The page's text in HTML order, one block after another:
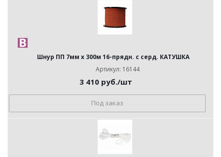
Шнур ПП 7мм х 300м 16-прядн. с серд. КАТУШКА
Артикул: 16144
3 410руб./шт
Под заказ